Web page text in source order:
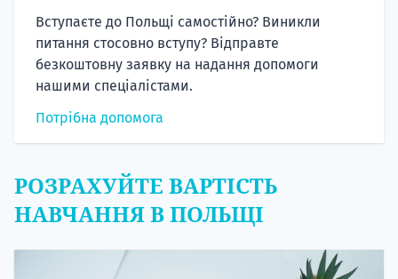
Вступаєте до Польщі самостійно? Виникли
питання стосовно вступу? Відправте
безкоштовну заявку на надання допомоги
нашими спеціалістами.
Потрібна допомога
РОЗРАХУЙТЕ ВАРТІСТЬ
НАВЧАННЯ В ПОЛЬЩІ